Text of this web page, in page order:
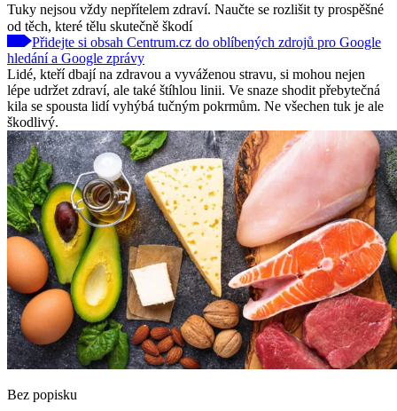
Tuky nejsou vždy nepřítelem zdraví. Naučte se rozlišit ty prospěšné
od těch, které tělu skutečně škodí
Přidejte si obsah Centrum.cz do oblíbených zdrojů pro Google
hledání a Google zprávy
Lidé, kteří dbají na zdravou a vyváženou stravu, si mohou nejen
lépe udržet zdraví, ale také štíhlou linii. Ve snaze shodit přebytečná
kila se spousta lidí vyhýbá tučným pokrmům. Ne všechen tuk je ale
škodlivý.
Bez popisku